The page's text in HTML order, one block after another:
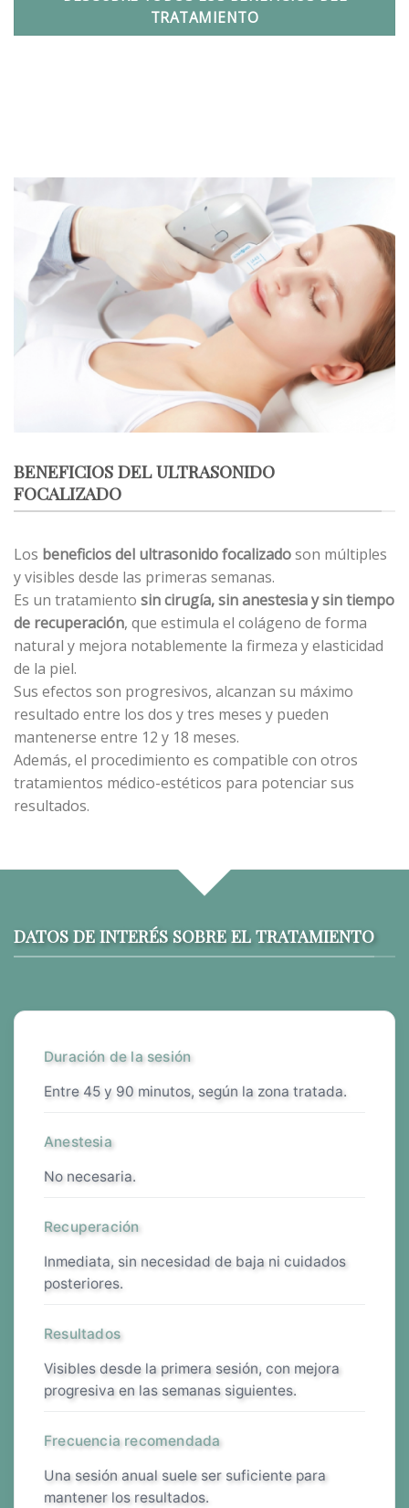
TRATAMIENTO
BENEFICIOS DEL ULTRASONIDO
FOCALIZADO
Los beneficios del ultrasonido focalizadoson múltiples
y visibles desde las primeras semanas.
Es un tratamiento sin cirugía, sin anestesia y sin tiempo
de recuperación, que estimula el colágeno de forma
natural y mejora notablemente la firmeza y elasticidad
de la piel.
Sus efectos son progresivos, alcanzan su máximo
resultado entre los dos y tres meses y pueden
mantenerse entre 12 y 18 meses.
Además, el procedimiento es compatible con otros
tratamientos médico-estéticos para potenciar sus
resultados.
DATOS DE INTERÉS SOBRE EL TRATAMIENTO
Duración de la sesión
entre 45 y 90 minutos, según la zona tratada.
Anestesia
no necesaria.
Recuperación
inmediata, sin necesidad de baja ni cuidados
posteriores.
Resultados
visibles desde la primera sesión, con mejora
progresiva en las semanas siguientes.
Frecuencia recomendada
una sesión anual suele ser suficiente para
mantener los resultados.